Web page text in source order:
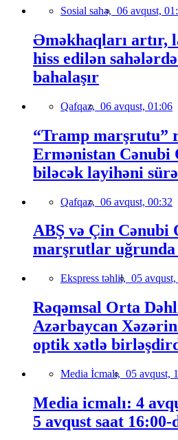
Sosial sahə, 06 avqust,
Əməkhaqları artır,
hiss edilən
bahalaşır
Qafqaz, 06 avqust, 01:06
“Tramp marşrutu”
Ermənistan Cənubi
biləcək layihəni
Qafqaz, 06 avqust, 00:32
ABŞ və Çin Cənubi
marşrutlar uğrunda
Ekspress təhlil, 05 avqust,
Rəqəmsal Orta
Azərbaycan
optik xətlə
Media İcmalı, 05 avqust,
Media icmalı: 4
5 avqust saat 16:00-